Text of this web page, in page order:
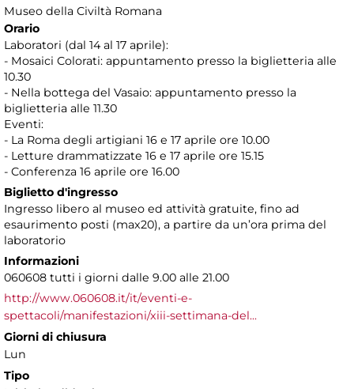
Museo della Civiltà Romana
Orario
Laboratori (dal 14 al 17 aprile):
- Mosaici Colorati: appuntamento presso la biglietteria alle
10.30
- Nella bottega del Vasaio: appuntamento presso la
biglietteria alle 11.30
Eventi:
- La Roma degli artigiani 16 e 17 aprile ore 10.00
- Letture drammatizzate 16 e 17 aprile ore 15.15
- Conferenza 16 aprile ore 16.00
Biglietto d'ingresso
Ingresso libero al museo ed attività gratuite, fino ad
esaurimento posti (max20), a partire da un’ora prima del
laboratorio
Informazioni
060608 tutti i giorni dalle 9.00 alle 21.00
http://www.060608.it/it/eventi-e-
spettacoli/manifestazioni/xiii-settimana-del...
Giorni di chiusura
Lun
Tipo